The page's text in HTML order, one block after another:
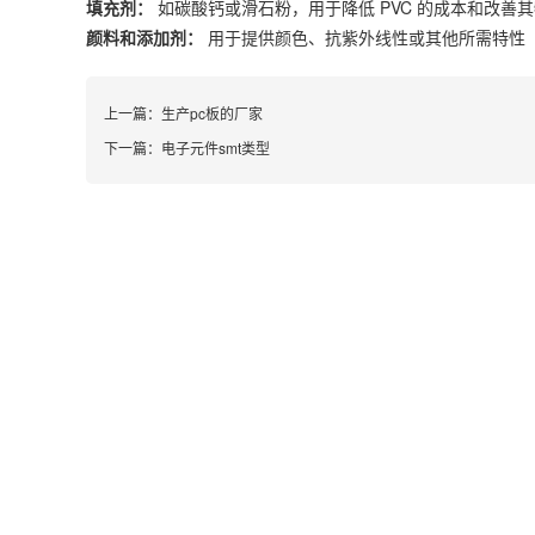
填充剂：
如碳酸钙或滑石粉，用于降低 PVC 的成本和改善
颜料和添加剂：
用于提供颜色、抗紫外线性或其他所需特性
上一篇： 生产pc板的厂家
下一篇： 电子元件smt类型